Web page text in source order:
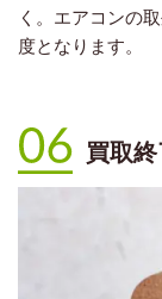
く。エアコンの
度となります。
買取終